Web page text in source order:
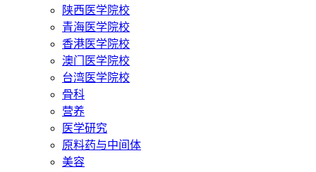
陕西医学院校
青海医学院校
香港医学院校
澳门医学院校
台湾医学院校
骨科
营养
医学研究
原料药与中间体
美容